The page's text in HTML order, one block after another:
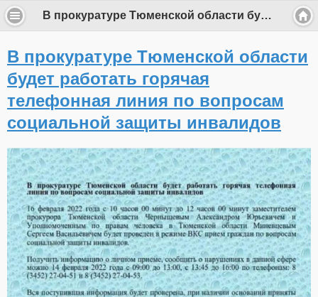
В прокуратуре Тюменской области будет работать горячая телефонная линия по вопросам социальной защиты инвалидов
В прокуратуре Тюменской области
будет работать горячая
телефонная линия по вопросам
социальной защиты инвалидов